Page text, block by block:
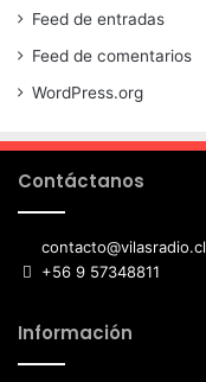
Feed de entradas
Feed de comentarios
WordPress.org
Contáctanos
contacto@vilasradio.cl
+56 9 57348811
Información